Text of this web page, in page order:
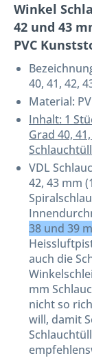
Winkel
42 und 43
PVC
40, 41, 42,
Material:
Inhalt: 1
Grad 40,
VDL
42, 43 mm
38 und 39
auch die
mm
nicht so
will, damit